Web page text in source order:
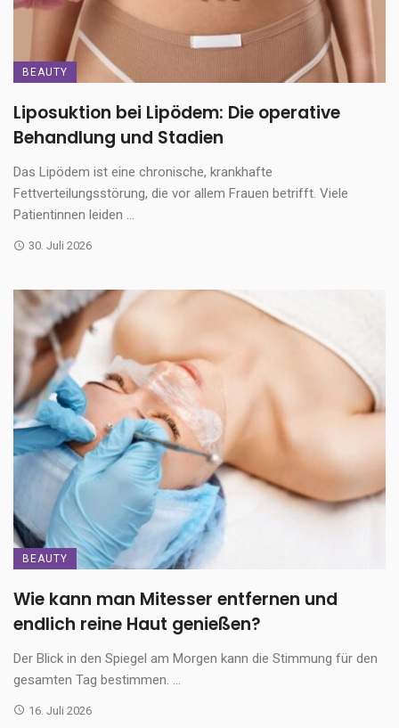
BEAUTY
Liposuktion bei Lipödem: Die operative
Behandlung und Stadien
Das Lipödem ist eine chronische, krankhafte
Fettverteilungsstörung, die vor allem Frauen betrifft. Viele
Patientinnen leiden ...
30. Juli 2026
BEAUTY
Wie kann man Mitesser entfernen und
endlich reine Haut genießen?
Der Blick in den Spiegel am Morgen kann die Stimmung für den
gesamten Tag bestimmen. ...
16. Juli 2026